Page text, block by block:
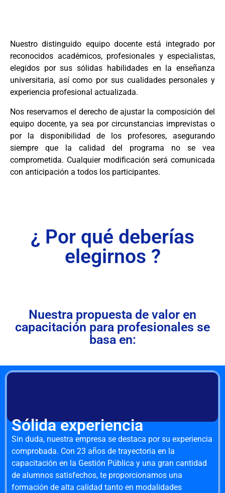
Nuestro distinguido equipo docente está integrado por
reconocidos académicos, profesionales y especialistas,
elegidos por sus sólidas habilidades en la enseñanza
universitaria, así como por sus cualidades personales y
experiencia profesional actualizada.
Nos reservamos el derecho de ajustar la composición del
equipo docente, ya sea por circunstancias imprevistas o
por la disponibilidad de los profesores, asegurando
siempre que la calidad del programa no se vea
comprometida. Cualquier modificación será comunicada
con anticipación a todos los participantes.
¿ Por qué deberías
elegirnos ?
Nuestra propuesta de valor en
capacitación para profesionales se
basa en:
Sólida experiencia
Sin duda, nuestra empresa se destaca por su experiencia
comprobada. Con 23 años de trayectoria en la
capacitación en la Gestión Pública y una gran cantidad
de alumnos satisfechos, te proporcionamos una
formación de alta calidad tanto en modalidades